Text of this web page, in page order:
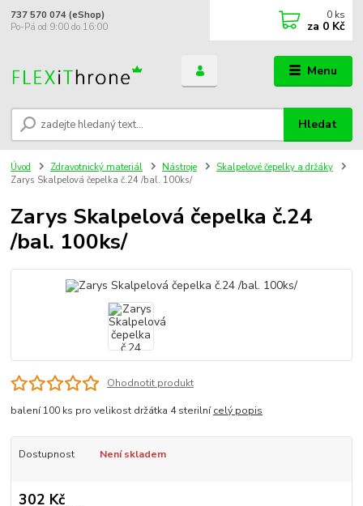
Menu
Hledat
737 570 074 (eShop)
Po-Pá od 9:00 do 16:00
0 ks
za 0 Kč
Úvod Zdravotnický materiál Nástroje
Skalpelové čepelky a držáky
Zarys Skalpelová čepelka č.24 /bal. 100ks/
Zarys Skalpelová čepelka č.24
/bal. 100ks/
Ohodnotit produkt
balení 100 ks pro velikost držátka 4 sterilnícelý popis
Dostupnost Není skladem
302 Kč